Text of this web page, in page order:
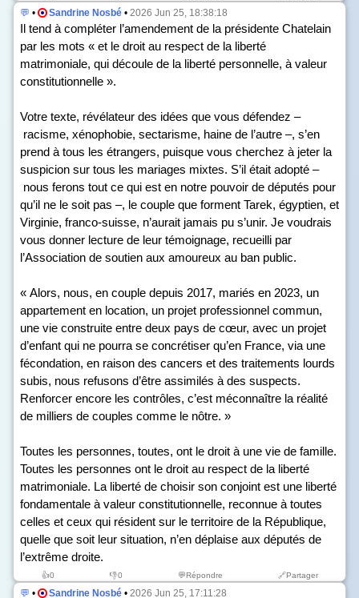
💬 • Sandrine Nosbé • 2026 Jun 25, 18:38:18
Il tend à compléter l’amendement de la présidente Chatelain
par les mots « et le droit au respect de la liberté
matrimoniale, qui découle de la liberté personnelle, à valeur
constitutionnelle ».
Votre texte, révélateur des idées que vous défendez –
racisme, xénophobie, sectarisme, haine de l’autre –, s’en
prend à tous les étrangers, puisque vous cherchez à jeter la
suspicion sur tous les mariages mixtes. S’il était adopté –
nous ferons tout ce qui est en notre pouvoir de députés pour
qu’il ne le soit pas –, le couple que forment Tarek, égyptien, et
Virginie, franco-suisse, n’aurait jamais pu s’unir. Je voudrais
vous donner lecture de leur témoignage, recueilli par
l’Association de soutien aux amoureux au ban public.
« Alors, nous, en couple depuis 2017, mariés en 2023, un
appartement en location, un projet professionnel commun,
une vie construite entre deux pays de cœur, avec un projet
d’enfant qui ne pourra se concrétiser qu’en France, via une
fécondation, en raison des cancers et des traitements lourds
subis, nous refusons d’être assimilés à des suspects.
Renforcer encore les contrôles, c’est méconnaître la réalité
de milliers de couples comme le nôtre. »
Toutes les personnes, toutes, ont le droit à une vie de famille.
Toutes les personnes ont le droit au respect de la liberté
matrimoniale. La liberté de choisir son conjoint est une liberté
fondamentale à valeur constitutionnelle, reconnue à toutes
celles et ceux qui résident sur le territoire de la République,
quelle que soit leur situation, n’en déplaise aux députés de
l’extrême droite.
👍0 👎0 💬Répondre 🔗Partager
💬 • Sandrine Nosbé • 2026 Jun 25, 17:11:28